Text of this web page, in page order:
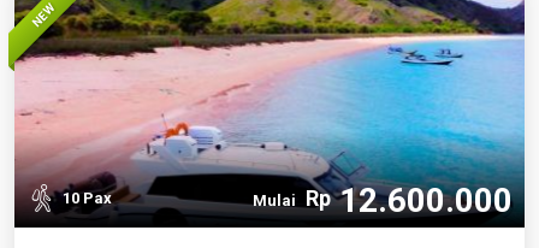
NEW
10 Pax Mulai Rp12.600.000